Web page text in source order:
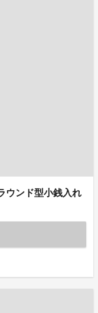
ウンド型小銭入れ